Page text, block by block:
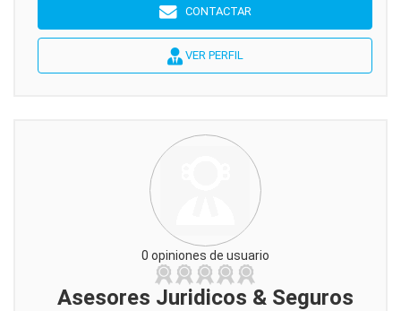
CONTACTAR
VER PERFIL
0 opiniones de usuario
Asesores Juridicos & Seguros